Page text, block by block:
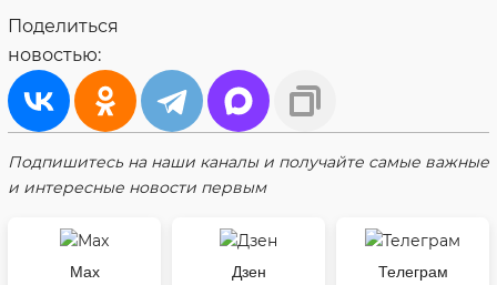
Поделиться
новостью:
Подпишитесь на наши каналы и получайте самые важные
и интересные новости первым
Max Дзен Телеграм